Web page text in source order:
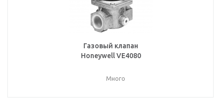
Газовый клапан
Honeywell VE4080
Много